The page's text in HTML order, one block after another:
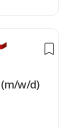
w/d)